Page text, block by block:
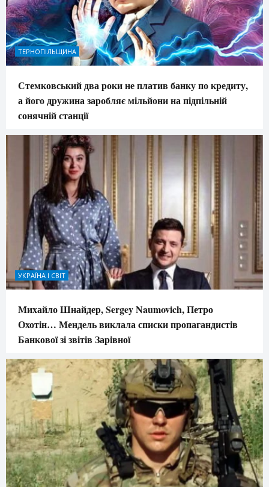
ТЕРНОПІЛЬЩИНА
Стемковський два роки не платив банку по кредиту,
а його дружина заробляє мільйони на підпільній
сонячній станції
УКРАЇНА І СВІТ
Михайло Шнайдер, Sergey Naumovich, Петро
Охотін… Мендель виклала списки пропагандистів
Банкової зі звітів Зарівної